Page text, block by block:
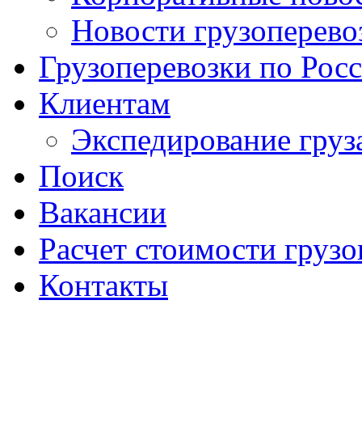
Новости
Грузоперевозки по
Клиентам
Экспедирование
Поиск
Вакансии
Расчет стоимости
Контакты